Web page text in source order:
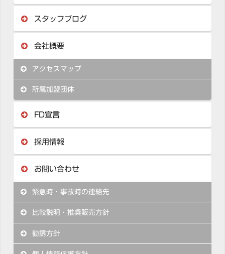
スタッフブログ
会社概要
アクセスマップ
所属加盟団体
FD宣言
採用情報
お問い合わせ
緊急時・事故時の連絡先
比較説明・推奨販売方針
勧誘方針